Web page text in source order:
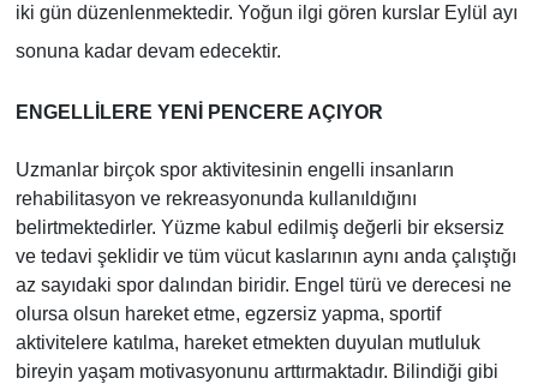
iki gün düzenlenmektedir. Yoğun ilgi gören kurslar Eylül ayı
sonuna kadar devam edecektir.
ENGELLİLERE YENİ PENCERE AÇIYOR
Uzmanlar birçok spor aktivitesinin engelli insanların
rehabilitasyon ve rekreasyonunda kullanıldığını
belirtmektedirler. Yüzme kabul edilmiş değerli bir eksersiz
ve tedavi şeklidir ve tüm vücut kaslarının aynı anda çalıştığı
az sayıdaki spor dalından biridir. Engel türü ve derecesi ne
olursa olsun hareket etme, egzersiz yapma, sportif
aktivitelere katılma, hareket etmekten duyulan mutluluk
bireyin yaşam motivasyonunu arttırmaktadır. Bilindiği gibi